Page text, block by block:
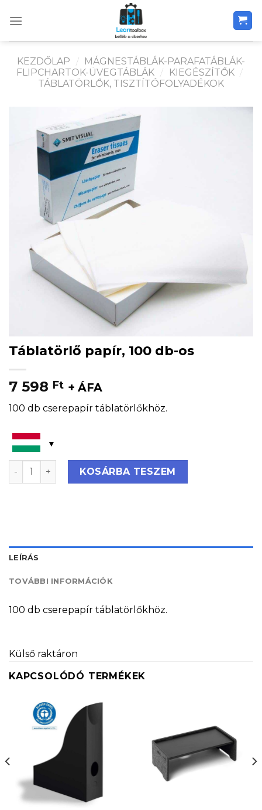
KEZDŐLAP /
MÁGNESTÁBLÁK-PARAFATÁBLÁK-
FLIPCHARTOK-ÜVEGTÁBLÁK / KIEGÉSZÍTŐK /
TÁBLATÖRLŐK, TISZTÍTÓFOLYADÉKOK
Táblatörlő papír, 100 db-os
7 598 Ft + ÁFA
100 db cserepapír táblatörlőkhöz.
Táblatörlő papír, 100 db-os mennyiség
KOSÁRBA TESZEM
LEÍRÁS
TOVÁBBI INFORMÁCIÓK
100 db cserepapír táblatörlőkhöz.
Külső raktáron
KAPCSOLÓDÓ TERMÉKEK